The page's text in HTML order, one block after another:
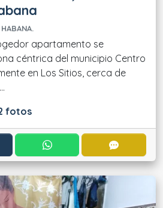
apartamento se
céntrica del municipio Centro
en Los Sitios, cerca de
fotos
CONTACTAR POR